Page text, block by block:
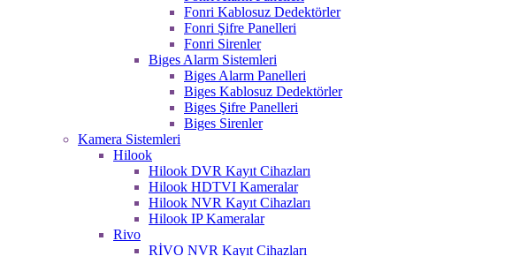
Fonri Kablosuz Dedektörler
Fonri Şifre Panelleri
Fonri Sirenler
Biges Alarm Sistemleri
Biges Alarm Panelleri
Biges Kablosuz Dedektörler
Biges Şifre Panelleri
Biges Sirenler
Kamera Sistemleri
Hilook
Hilook DVR Kayıt Cihazları
Hilook HDTVI Kameralar
Hilook NVR Kayıt Cihazları
Hilook IP Kameralar
Rivo
RİVO NVR Kayıt Cihazları